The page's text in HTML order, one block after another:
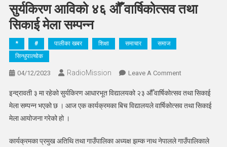
सुर्यकिरण आविको ४६ औँ वार्षिकोत्सव तथा
सिकाई मेला सम्पन्न
* # पालीका खबर शिक्षा समाचार
समाज
सिन्धुपाल्चोक
04/12/2023 RadioMission Leave A CommentOn
आविको
४६
तथा
इन्द्रावती ३ मा रहेको सुर्यकिरण आधारभूत विद्यालयको २३ औँ वार्षिकोत्सव तथा सिकाई
मेला सम्पन्न भएको छ । आज एक कार्यक्रमका बिच विद्यालयले वार्षिकोत्सव तथा सिकाई
मेला आयोजना गरेको हो ।
कार्यक्रमका प्रमुख अतिथि तथा गाउँपालिका अध्यक्ष झम्क नाथ नेपालले गाउँपालिकाले